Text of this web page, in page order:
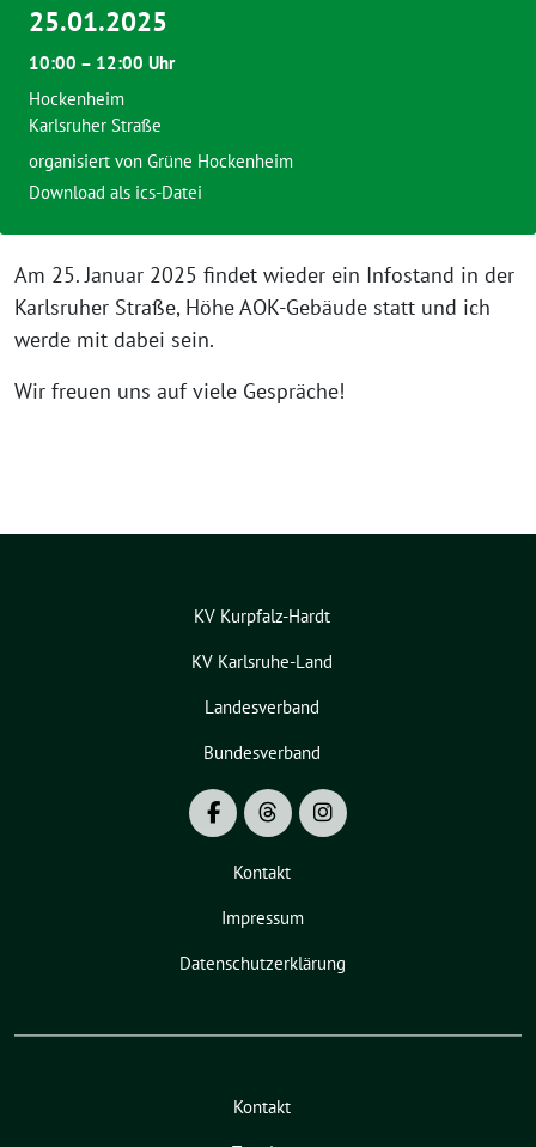
Am 25. Januar 2025 findet wieder ein Infostand in der
Karlsruher Straße, Höhe AOK-Gebäude statt und ich
werde mit dabei sein.
Wir freuen uns auf viele Gespräche!
25.01.2025
10:00 – 12:00 Uhr
Hockenheim
Karlsruher Straße
organisiert von Grüne Hockenheim
Download als ics-Datei
KV Kurpfalz-Hardt
KV Karlsruhe-Land
Landesverband
Bundesverband
Kontakt
Impressum
Datenschutzerklärung
Kontakt